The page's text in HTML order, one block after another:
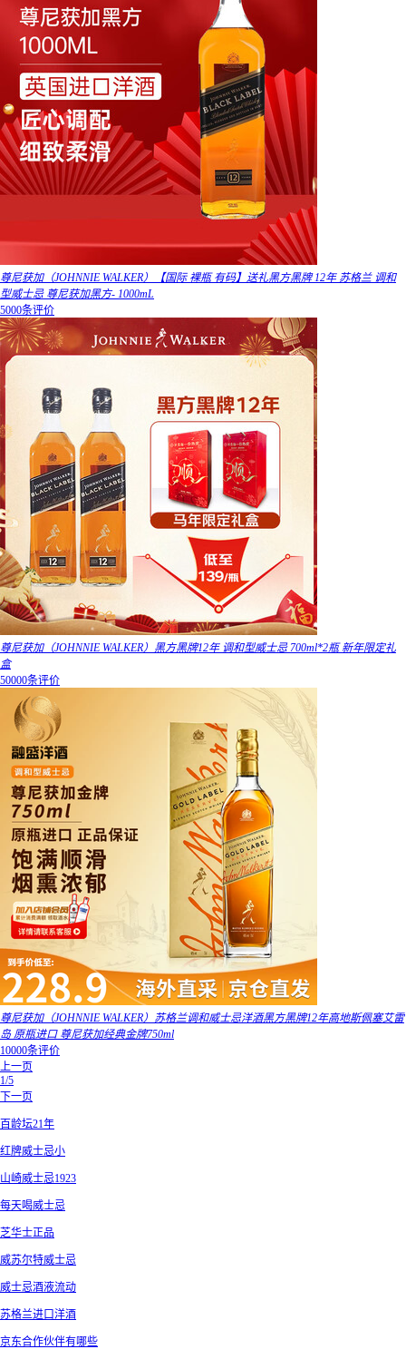
尊尼获加（JOHNNIE WALKER）【国际 裸瓶 有码】送礼黑方黑牌 12年 苏格兰 调和
型威士忌 尊尼获加黑方- 1000mL
5000条评价
尊尼获加（JOHNNIE WALKER）黑方黑牌12年 调和型威士忌 700ml*2瓶 新年限定礼
盒
50000条评价
尊尼获加（JOHNNIE WALKER）苏格兰调和威士忌洋酒黑方黑牌12年高地斯佩塞艾雷
岛 原瓶进口 尊尼获加经典金牌750ml
10000条评价
上一页
1/5
下一页
百龄坛21年
红牌威士忌小
山崎威士忌1923
每天喝威士忌
芝华士正品
威苏尔特威士忌
威士忌酒液流动
苏格兰进口洋酒
京东合作伙伴有哪些